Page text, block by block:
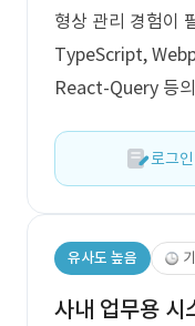
형상 관리 경험이
TypeScript,
React-Query 등
로그
유사도 높음
사내 업무용